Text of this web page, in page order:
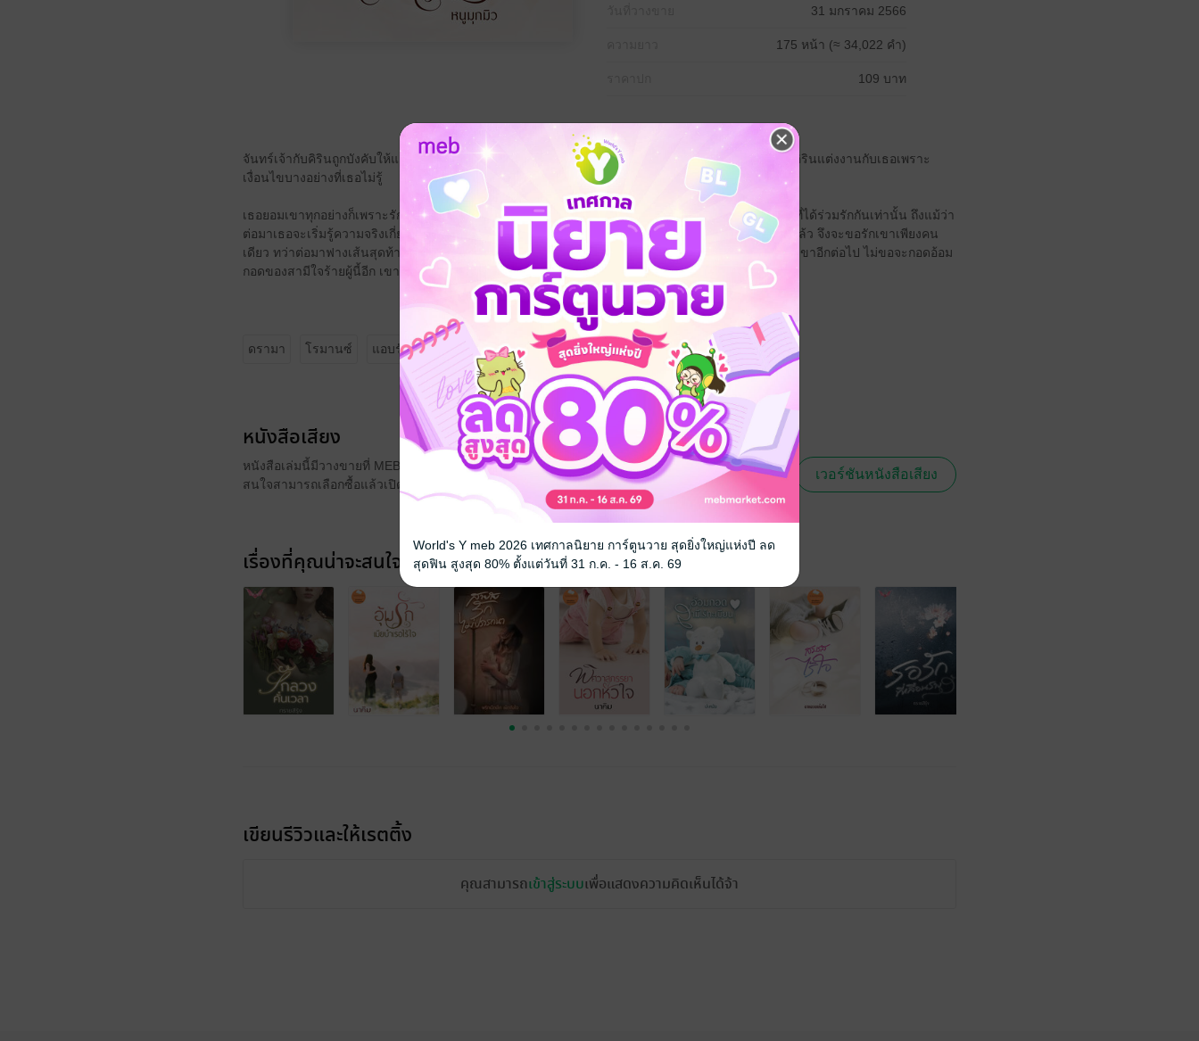
31 มกราคม 2566
175 หน้า (≈ 34,022 คำ)
109 บาท
จันทร์เจ้ากับคิรินถูกบังคับให้แต่งงานกัน การแต่งงานครั้งนี้จันทร์เจ้าเต็มใจเพราะรักเขาอยู่เต็มหัวใจ ทว่าคิรินแต่งงานกับเธอเพราะ
เงื่อนไขบางอย่างที่เธอไม่รู้
เธอยอมเขาทุกอย่างก็เพราะรัก ขอเพียงเธอได้กอดอ้อมกอดของสามีเอาไว้ แม้ว่าเวลาที่ได้กอดจะเป็นเวลาที่ได้ร่วมรักกันเท่านั้น ถึงแม้ว่า
ต่อมาเธอจะเริ่มรู้ความจริงเกี่ยวกับเงื่อนไขแต่งงาน และเรื่องราวในอดีต แต่ว่าตอนนี้เธอแต่งงานกับเขาแล้ว จึงจะขอรักเขาเพียงคน
เดียว ทว่าต่อมาฟางเส้นสุดท้ายขาดลง เมื่อเขานำผู้หญิงอื่นเข้ามานอนในบ้าน หญิงสาวก็ไม่ขอทนที่จะรักเขาอีกต่อไป ไม่ขอจะกอดอ้อม
กอดของสามีใจร้ายผู้นี้อีก เขาจะไม่รู้แม้กระทั่งลูกในท้องที่เป็นลูกของเขา
ดรามา โรมานซ์ แอบรัก เจ้าชู้
หนังสือเสียง
หนังสือเล่มนี้มีวางขายที่ MEB ในรูปแบบหนังสือเสียงด้วยนะ หาก
สนใจสามารถเลือกซื้อแล้วเปิดฟังได้เลยจ้ะ
เวอร์ชันหนังสือเสียง
เรื่องที่คุณน่าจะสนใจ
เขียนรีวิวและให้เรตติ้ง
คุณสามารถเข้าสู่ระบบเพื่อแสดงความคิดเห็นได้จ้า
World's Y meb 2026 เทศกาลนิยาย การ์ตูนวาย สุดยิ่งใหญ่แห่งปี ลด
สุดฟิน สูงสุด 80% ตั้งแต่วันที่ 31 ก.ค. - 16 ส.ค. 69